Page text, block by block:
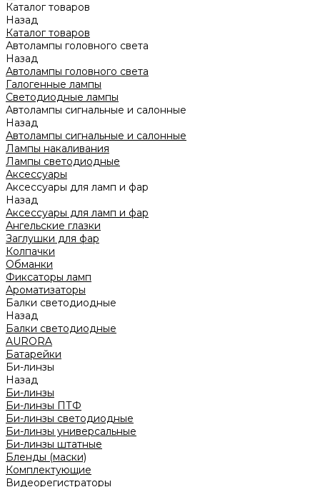
Каталог товаров
Назад
Каталог товаров
Автолампы головного света
Назад
Автолампы головного света
Галогенные лампы
Светодиодные лампы
Автолампы сигнальные и салонные
Назад
Автолампы сигнальные и салонные
Лампы накаливания
Лампы светодиодные
Аксессуары
Аксессуары для ламп и фар
Назад
Аксессуары для ламп и фар
Ангельские глазки
Заглушки для фар
Колпачки
Обманки
Фиксаторы ламп
Ароматизаторы
Балки светодиодные
Назад
Балки светодиодные
AURORA
Батарейки
Би-линзы
Назад
Би-линзы
Би-линзы ПТФ
Би-линзы светодиодные
Би-линзы универсальные
Би-линзы штатные
Бленды (маски)
Комплектующие
Видеорегистраторы